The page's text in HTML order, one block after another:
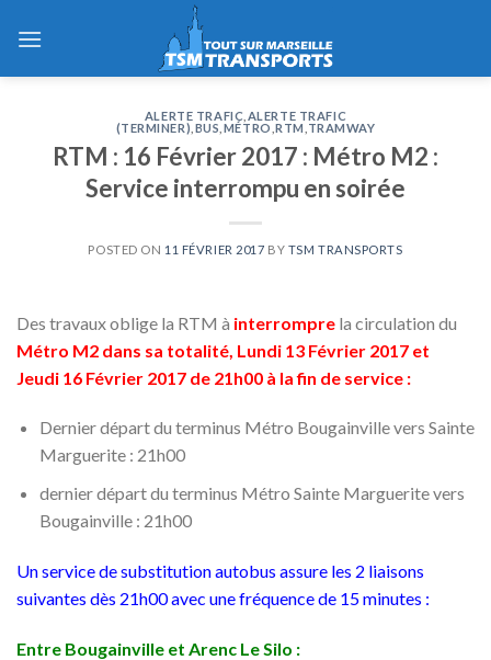
ALERTE TRAFIC ALERTE TRAFIC
(TERMINER) BUS MÉTRO ,RTM TRAMWAY
RTM : 16 Février 2017 : Métro M2 :
Service interrompu en soirée
POSTED ON 11 FÉVRIER 2017 BY TSM TRANSPORTS
Des travaux oblige la RTM à interrompre la circulation du
Métro M2 dans sa totalité, Lundi 13 Février 2017 et
Jeudi 16 Février 2017 de 21h00 à la fin de service :
Dernier départ du terminus Métro Bougainville vers Sainte
Marguerite : 21h00
dernier départ du terminus Métro Sainte Marguerite vers
Bougainville : 21h00
Un service de substitution autobus assure les 2 liaisons
suivantes dès 21h00 avec une fréquence de 15 minutes :
Entre Bougainville et Arenc Le Silo :